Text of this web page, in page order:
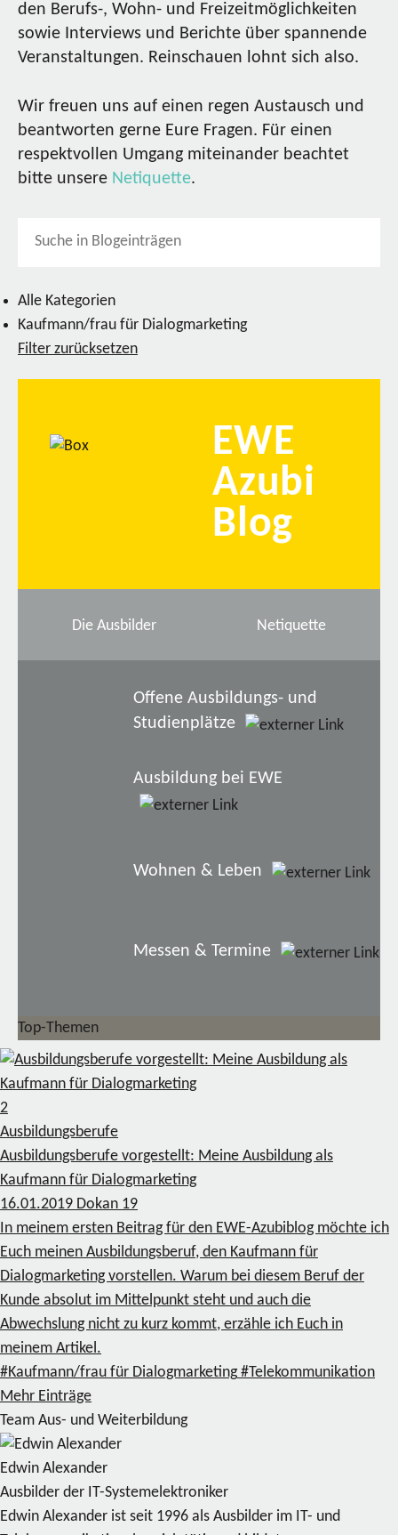
den Berufs-, Wohn- und Freizeitmöglichkeiten
sowie Interviews und Berichte über spannende
Veranstaltungen. Reinschauen lohnt sich also.
Wir freuen uns auf einen regen Austausch und
beantworten gerne Eure Fragen. Für einen
respektvollen Umgang miteinander beachtet
bitte unsere Netiquette.
Alle Kategorien
Kaufmann/frau für Dialogmarketing
Filter zurücksetzen
EWE
Azubi
Blog
Die Ausbilder Netiquette
Offene Ausbildungs- und
Studienplätze
Ausbildung bei EWE
Wohnen & Leben
Messen & Termine
Top-Themen
2
Ausbildungsberufe
Ausbildungsberufe vorgestellt: Meine Ausbildung als
Kaufmann für Dialogmarketing
16.01.2019 Dokan 19
In meinem ersten Beitrag für den EWE-Azubiblog möchte ich
Euch meinen Ausbildungsberuf, den Kaufmann für
Dialogmarketing vorstellen. Warum bei diesem Beruf der
Kunde absolut im Mittelpunkt steht und auch die
Abwechslung nicht zu kurz kommt, erzähle ich Euch in
meinem Artikel.
#Kaufmann/frau für Dialogmarketing #Telekommunikation
Mehr Einträge
Team Aus- und Weiterbildung
Edwin Alexander
Ausbilder der IT-Systemelektroniker
Edwin Alexander ist seit 1996 als Ausbilder im IT- und